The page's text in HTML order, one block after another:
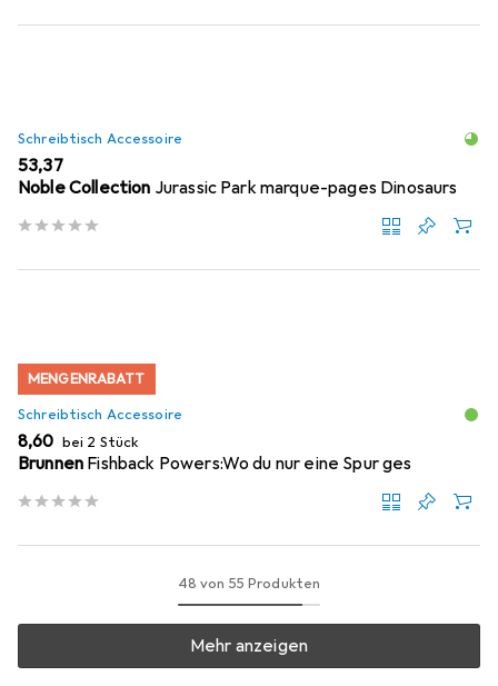
Schreibtisch Accessoire
EUR
53,37
Noble Collection Jurassic Park marque-pages Dinosaurs
MENGENRABATT
Schreibtisch Accessoire
EUR
8,60 bei 2 Stück
Brunnen Fishback Powers:Wo du nur eine Spur ges
48 von 55 Produkten
Mehr anzeigen